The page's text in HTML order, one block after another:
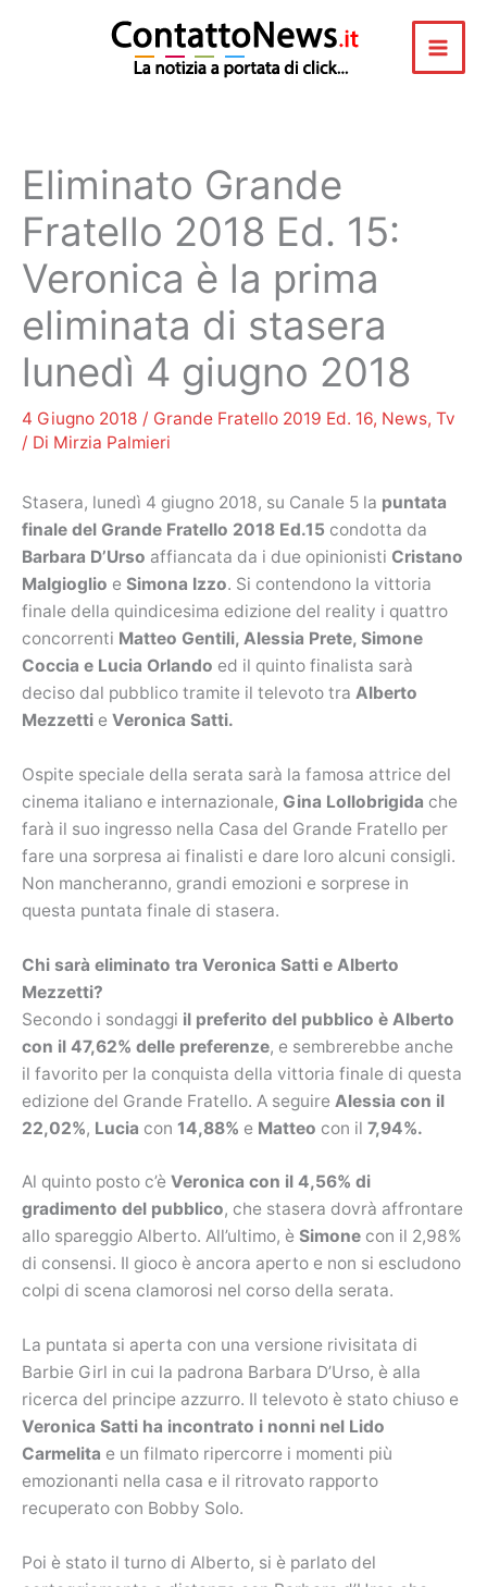
Eliminato Grande
Fratello 2018 Ed. 15:
Veronica è la prima
eliminata di stasera
lunedì 4 giugno 2018
4 Giugno 2018 / Grande Fratello 2019 Ed. 16, News, Tv
/ Di Mirzia Palmieri
Stasera, lunedì 4 giugno 2018, su Canale 5 la puntata
finale del Grande Fratello 2018 Ed.15 condotta da
Barbara D’Urso affiancata da i due opinionisti Cristano
Malgioglio e Simona Izzo. Si contendono la vittoria
finale della quindicesima edizione del reality i quattro
concorrenti Matteo Gentili, Alessia Prete, Simone
Coccia e Lucia Orlando ed il quinto finalista sarà
deciso dal pubblico tramite il televoto tra Alberto
Mezzetti e Veronica Satti.
Ospite speciale della serata sarà la famosa attrice del
cinema italiano e internazionale, Gina Lollobrigida che
farà il suo ingresso nella Casa del Grande Fratello per
fare una sorpresa ai finalisti e dare loro alcuni consigli.
Non mancheranno, grandi emozioni e sorprese in
questa puntata finale di stasera.
Chi sarà eliminato tra Veronica Satti e Alberto
Mezzetti?
Secondo i sondaggi il preferito del pubblico è Alberto
con il 47,62% delle preferenze, e sembrerebbe anche
il favorito per la conquista della vittoria finale di questa
edizione del Grande Fratello. A seguire Alessia con il
22,02%, Lucia con 14,88% e Matteo con il 7,94%.
Al quinto posto c’è Veronica con il 4,56% di
gradimento del pubblico, che stasera dovrà affrontare
allo spareggio Alberto. All’ultimo, è Simone con il 2,98%
di consensi. Il gioco è ancora aperto e non si escludono
colpi di scena clamorosi nel corso della serata.
La puntata si aperta con una versione rivisitata di
Barbie Girl in cui la padrona Barbara D’Urso, è alla
ricerca del principe azzurro. Il televoto è stato chiuso e
Veronica Satti ha incontrato i nonni nel Lido
Carmelita e un filmato ripercorre i momenti più
emozionanti nella casa e il ritrovato rapporto
recuperato con Bobby Solo.
Poi è stato il turno di Alberto, si è parlato del